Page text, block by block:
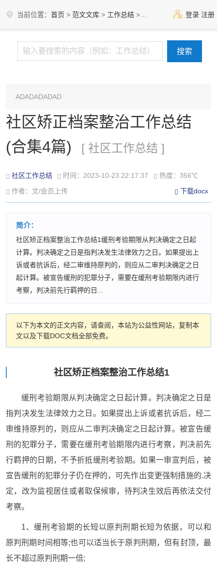
当前位置： 首页 > 范文文库 > 工作总结 > 社区工作总结 登录 注册
ADADADADAD
社区矫正档案整治工作总结
(合集4篇)
[ 社区工作总结 ]
社区工作总结 时间：2023-10-23 22:17:37
热度：356℃
作者：文/会员上传
下载docx
简介：
社区矫正档案整治工作总结1缓刑考验期限从判决确定之日起
计算。判决确定之日是指判决发生法律效力之日。如果提出上
诉或者抗诉后，经二审维持原判的，则应从二审判决确定之日
起计算。被宣告缓刑的犯罪分子，需要在缓刑考验期限内进行
考察，判决前先行羁押的日...
以下为本文的正文内容，请查阅，本站为公益性网站，复制本
文以及下载DOC文档全部免费。
社区矫正档案整治工作总结1
缓刑考验期限从判决确定之日起计算。判决确定之日是
指判决发生法律效力之日。如果提出上诉或者抗诉后，经二
审维持原判的，则应从二审判决确定之日起计算。被宣告缓
刑的犯罪分子，需要在缓刑考验期限内进行考察，判决前先
行羁押的日期，不予折抵缓刑考验期。如果一审宣判后，被
宣告缓刑的犯罪分子仍在押的，可先作出变更强制措施的.决
定，改为监视居住或者取保候审，待判决生效后再依法交付
考察。
1、缓刑考验期的长短以原判刑期长短为依据，可以和
原判刑期时间相等;也可以适当长于原判刑期，但有封顶，最
长不超过原判刑期一倍;